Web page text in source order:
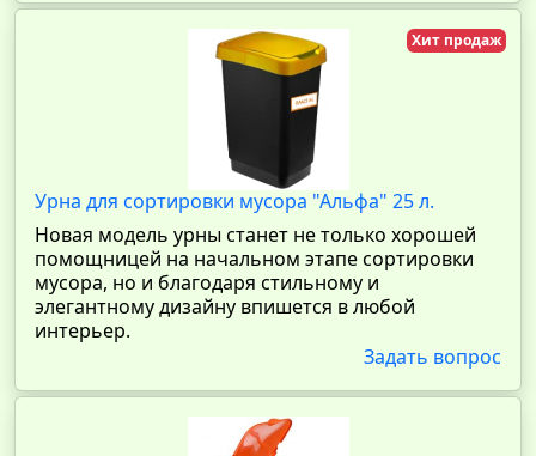
Хит продаж
Урна для сортировки мусора "Альфа" 25 л.
Новая модель урны станет не только хорошей
помощницей на начальном этапе сортировки
мусора, но и благодаря стильному и
элегантному дизайну впишется в любой
интерьер.
Задать вопрос